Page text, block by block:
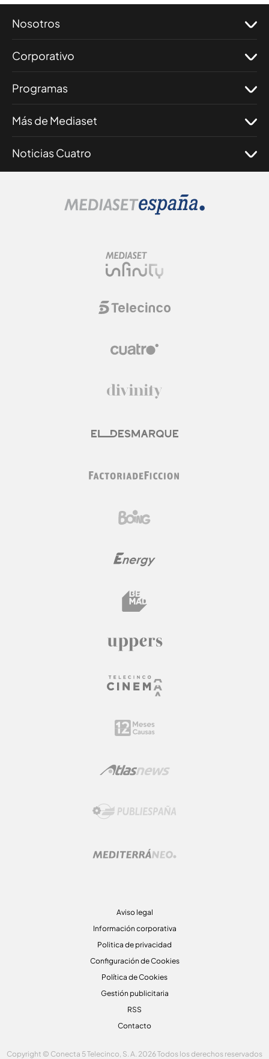
Nosotros
Corporativo
Programas
Más de Mediaset
Noticias Cuatro
Aviso legal
Información corporativa
Politica de privacidad
Configuración de Cookies
Política de Cookies
Gestión publicitaria
RSS
Contacto
Copyright © Conecta 5 Telecinco, S. A. 2026 Todos los derechos reservados